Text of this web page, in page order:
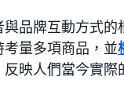
品牌互動方式
量多項商品，並
映人們當今實際